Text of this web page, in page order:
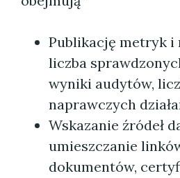
Publikację metryk
liczba
wyniki audytów,
naprawczych
Wskazanie źródeł
umieszczanie
dokumentów,